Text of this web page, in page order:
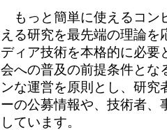
もっと簡単に使えるコン
える研究を最先端の理論
ディア技術を本格的に必要
会への普及の前提条件とな
ンな運営を原則とし、研
ーの公募情報や、技術者、
しています。